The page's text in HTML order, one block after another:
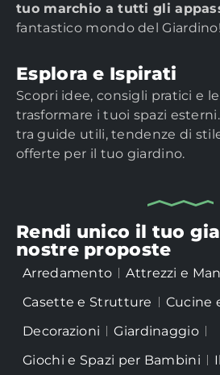
tuo marchio a tutti gli
fantastico mondo del Giardino!
Esplora e Ispirati
Scopri idee, consigli pratici e
trasformare i tuoi spazi
tra guide utili, tendenze di
offerte per il tuo giardino.
Rendi unico il tuo
nostre proposte
Arredamento
Attrezzi e
Casette e Strutture
Cucine
Decorazioni
Giardinaggio
Giochi e Spazi per Bambini